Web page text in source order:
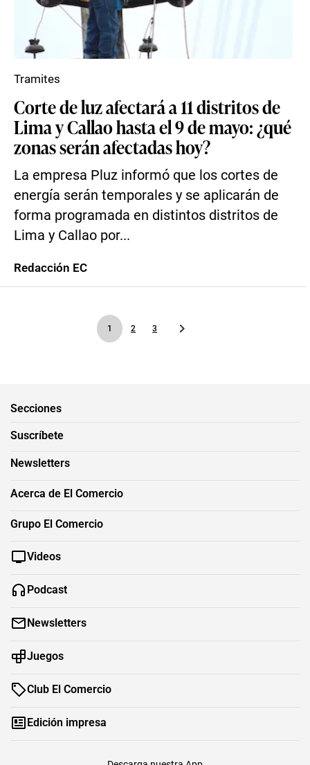
Corte de luz afectará a 11 distritos de
Lima y Callao hasta el 9 de mayo: ¿qué
zonas serán afectadas hoy?
La empresa Pluz informó que los cortes de
energía serán temporales y se aplicarán de
forma programada en distintos distritos de
Lima y Callao por...
Tramites
Redacción EC
1 2 3
Secciones
Suscríbete
Newsletters
Acerca de El Comercio
Grupo El Comercio
Videos
Podcast
Newsletters
Juegos
Club El Comercio
Edición impresa